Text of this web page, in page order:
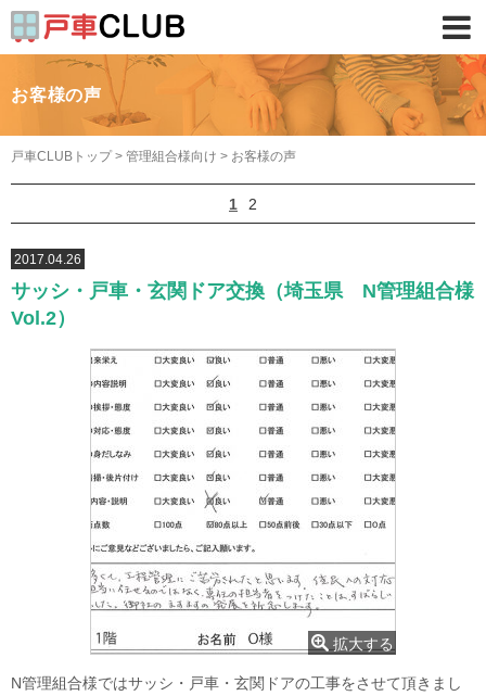
お客様の声
戸車CLUBトップ> 管理組合様向け > お客様の声
1 2
2017.04.26
サッシ・戸車・玄関ドア交換（埼玉県 N管理組合様
Vol.2）
拡大する
N管理組合様ではサッシ・戸車・玄関ドアの工事をさせて頂きまし